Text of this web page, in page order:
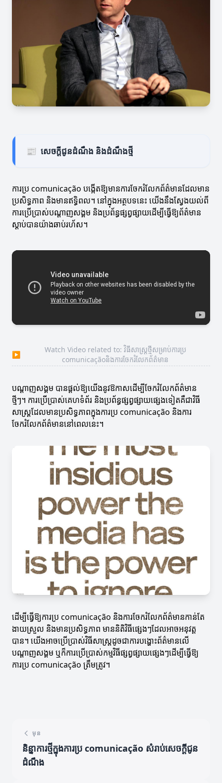
📰 សេចក្តីជូនដំណឹង និងដំណឹងថ្មី
ការប្រ comunicação បង្កើតឱ្យមានការចែករំលែកព័ត៌មានដែលមាន
ប្រសិទ្ធភាព និងមានឥទ្ធិពល។ នៅក្នុងអត្ថបទនេះ យើងនឹងស្វែងយល់ពី
ការប្រើប្រាស់បណ្តាញសង្គម និងប្រព័ន្ធផ្សព្វផ្សាយដើម្បីធ្វើឱ្យព័ត៌មាន
ស្ដាប់បានយ៉ាងឆាប់រហ័ស។
▶
Watch Video related to: វិធីសាស្ត្រថ្មីសម្រាប់ការប្រ
comunicaçãoនិងការចែករំលែកព័ត៌មាន
បណ្តាញសង្គម បានផ្តល់ឱ្យយើងនូវឱកាសដើម្បីចែករំលែកព័ត៌មាន
ថ្មីៗ។ ការប្រើប្រាស់គេហទំព័រ និងប្រព័ន្ធផ្សព្វផ្សាយផ្សេងទៀតគឺជាវិធី
សាស្ត្រដែលមានប្រសិទ្ធភាពក្នុងការប្រ comunicação និងការ
ចែករំលែកព័ត៌មាននៅពេលនេះ។
ដើម្បីធ្វើឱ្យការប្រ comunicação និងការចែករំលែកព័ត៌មានកាន់តែ
ងាយស្រួល និងមានប្រសិទ្ធភាព មាននិតិវិធីផ្សេងៗដែលអាចអនុវត្ត
បាន។ យើងអាចប្រើប្រាស់វិធីសាស្ត្រដូចជាការបង្ហោះព័ត៌មានលើ
បណ្ដាញសង្គម ឬក៏ការប្រើប្រាស់កម្មវិធីផ្សព្វផ្សាយផ្សេងៗដើម្បីធ្វើឱ្យ
ការប្រ comunicação ត្រឹមត្រូវ។
មុន
និន្នាការថ្មីក្នុងការប្រ comunicação សំរាប់សេចក្តីជូន
ដំណឹង